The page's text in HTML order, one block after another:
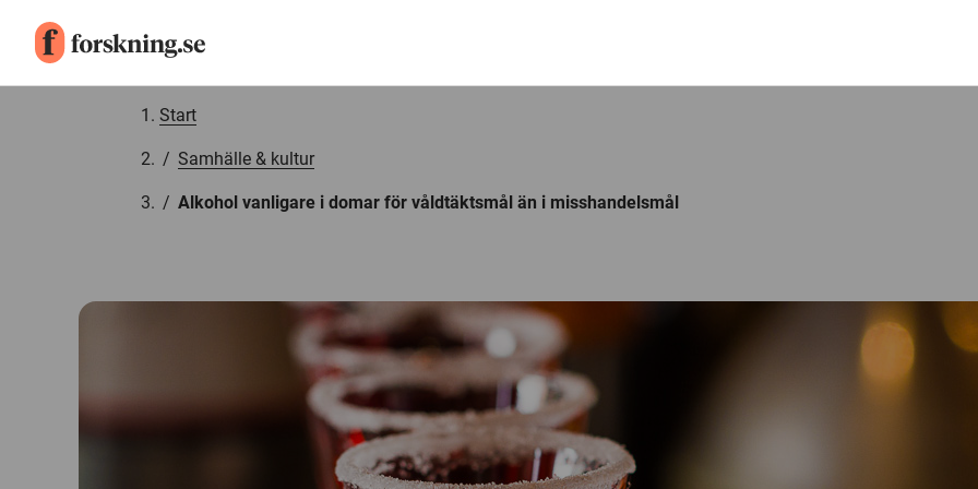
Start
/ Samhälle & kultur
/ Alkohol vanligare i domar för våldtäktsmål än i misshandelsmål